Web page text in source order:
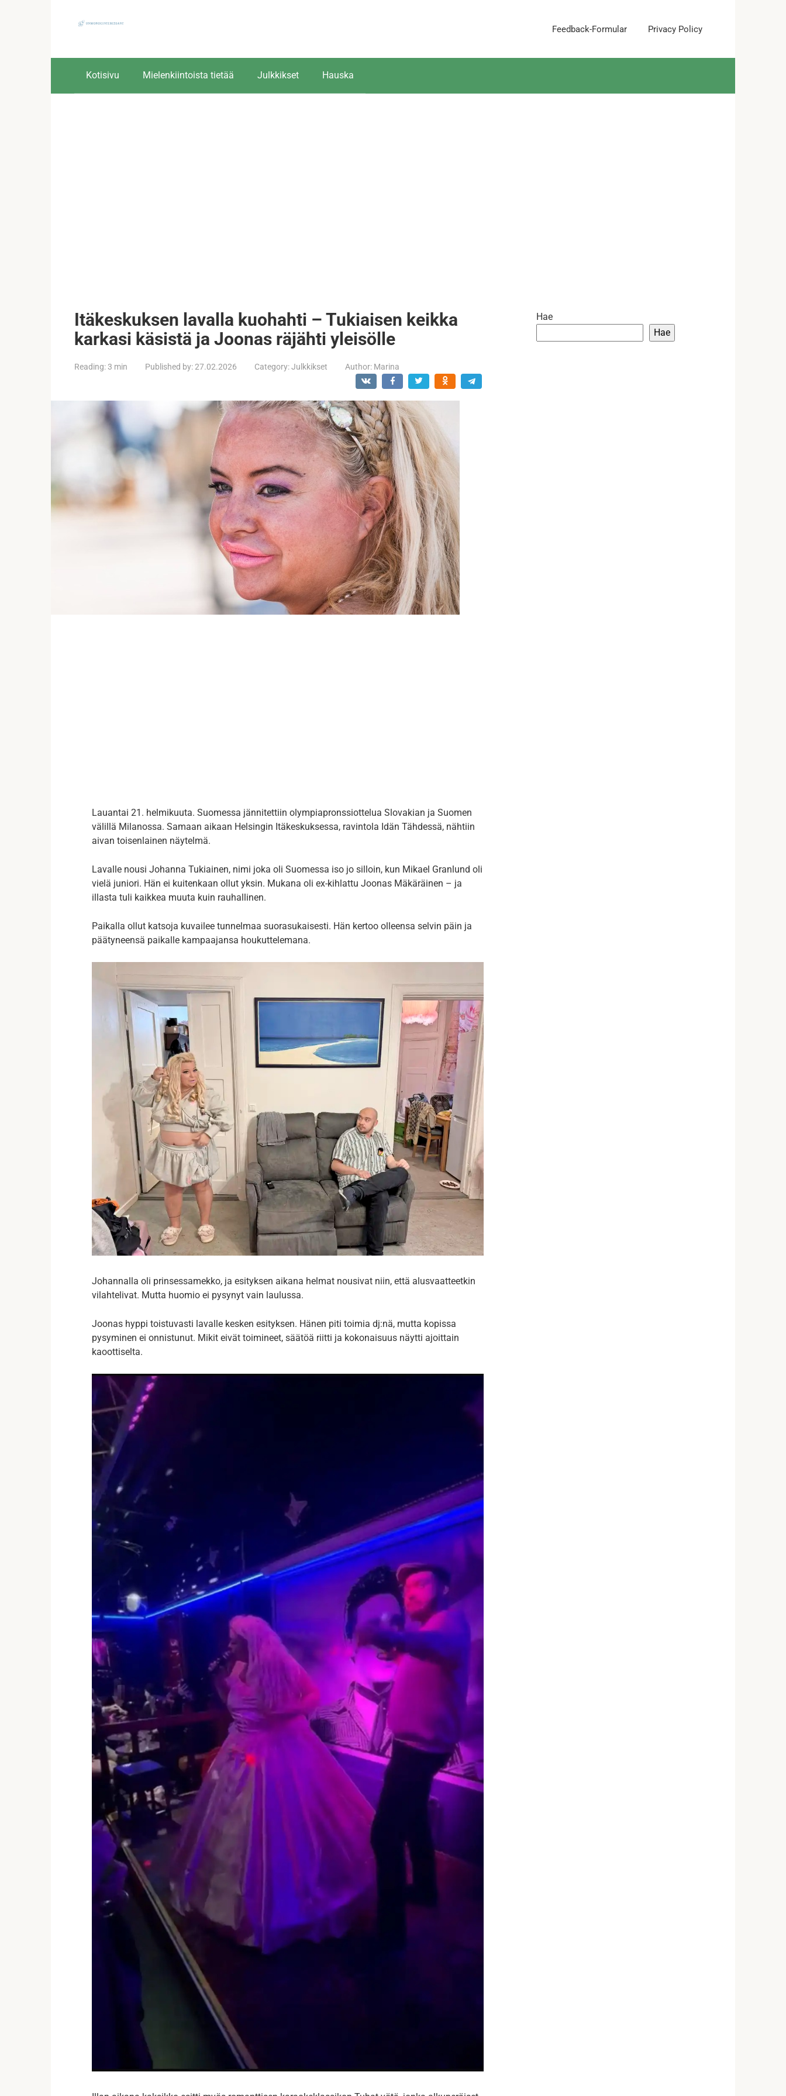
Feedback-Formular Privacy Policy
Kotisivu Mielenkiintoista tietää Julkkikset Hauska
Itäkeskuksen lavalla kuohahti – Tukiaisen keikka
karkasi käsistä ja Joonas räjähti yleisölle
Reading:3 min Published by:27.02.2026 Category:Julkkikset Author: Marina
Lauantai 21. helmikuuta. Suomessa jännitettiin olympiapronssiottelua Slovakian ja Suomen
välillä Milanossa. Samaan aikaan Helsingin Itäkeskuksessa, ravintola Idän Tähdessä, nähtiin
aivan toisenlainen näytelmä.
Lavalle nousi Johanna Tukiainen, nimi joka oli Suomessa iso jo silloin, kun Mikael Granlund oli
vielä juniori. Hän ei kuitenkaan ollut yksin. Mukana oli ex-kihlattu Joonas Mäkäräinen – ja
illasta tuli kaikkea muuta kuin rauhallinen.
Paikalla ollut katsoja kuvailee tunnelmaa suorasukaisesti. Hän kertoo olleensa selvin päin ja
päätyneensä paikalle kampaajansa houkuttelemana.
Johannalla oli prinsessamekko, ja esityksen aikana helmat nousivat niin, että alusvaatteetkin
vilahtelivat. Mutta huomio ei pysynyt vain laulussa.
Joonas hyppi toistuvasti lavalle kesken esityksen. Hänen piti toimia dj:nä, mutta kopissa
pysyminen ei onnistunut. Mikit eivät toimineet, säätöä riitti ja kokonaisuus näytti ajoittain
kaoottiselta.
Hae
Hae